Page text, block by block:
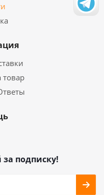
товар
за подписку!